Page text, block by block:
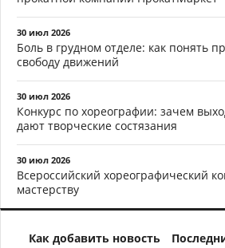
30 июл 2026
Боль в грудном отделе: как понять
свободу движений
30 июл 2026
Конкурс по хореографии: зачем
дают творческие состязания
30 июл 2026
Всероссийский хореографический
мастерству
Как добавить новость